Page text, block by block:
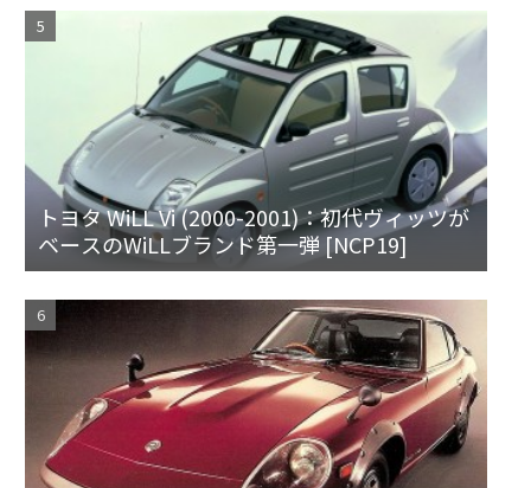
トヨタ WiLL Vi (2000-2001)：初代ヴィッツが
ベースのWiLLブランド第一弾 [NCP19]